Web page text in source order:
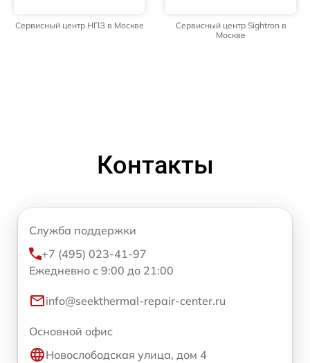
Сервисный центр НПЗ в Москве
Сервисный центр Sightron в
Москве
Контакты
Служба поддержки
+7 (495) 023-41-97
Ежедневно с 9:00 до 21:00
info@seekthermal-repair-center.ru
Основной офис
Новослободская улица, дом 4